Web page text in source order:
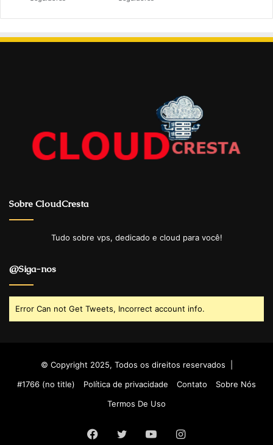
Sobre CloudCresta
Tudo sobre vps, dedicado e cloud para você!
@Siga-nos
Error Can not Get Tweets, Incorrect account info.
© Copyright 2025, Todos os direitos reservados |
#1766 (no title)
Política de privacidade Contato
Sobre Nós
Termos De Uso
Facebook
Twitter YouTubeInstagram